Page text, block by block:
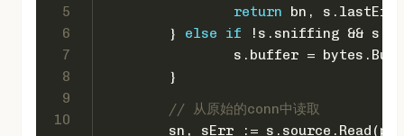
5
6
7
8
9
10
return bn, s.lastErr
	}
else if !s.sniffing &&
s.buffer =
	}
// 从原始的conn中读取
	sn, sErr := s.source.Read(p)